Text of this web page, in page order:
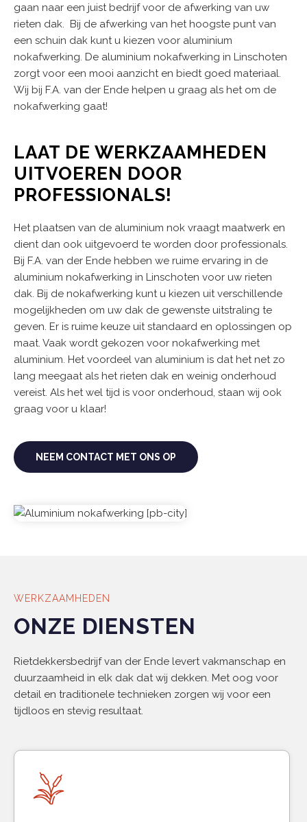
gaan naar een juist bedrijf voor de afwerking van uw
rieten dak. Bij de afwerking van het hoogste punt van
een schuin dak kunt u kiezen voor aluminium
nokafwerking. De aluminium nokafwerking in Linschoten
zorgt voor een mooi aanzicht en biedt goed materiaal.
Wij bij F.A. van der Ende helpen u graag als het om de
nokafwerking gaat!
LAAT DE WERKZAAMHEDEN
UITVOEREN DOOR
PROFESSIONALS!
Het plaatsen van de aluminium nok vraagt maatwerk en
dient dan ook uitgevoerd te worden door professionals.
Bij F.A. van der Ende hebben we ruime ervaring in de
aluminium nokafwerking in Linschoten voor uw rieten
dak. Bij de nokafwerking kunt u kiezen uit verschillende
mogelijkheden om uw dak de gewenste uitstraling te
geven. Er is ruime keuze uit standaard en oplossingen op
maat. Vaak wordt gekozen voor nokafwerking met
aluminium. Het voordeel van aluminium is dat het net zo
lang meegaat als het rieten dak en weinig onderhoud
vereist. Als het wel tijd is voor onderhoud, staan wij ook
graag voor u klaar!
NEEM CONTACT MET ONS OP
WERKZAAMHEDEN
ONZE DIENSTEN
Rietdekkersbedrijf van der Ende levert vakmanschap en
duurzaamheid in elk dak dat wij dekken. Met oog voor
detail en traditionele technieken zorgen wij voor een
tijdloos en stevig resultaat.